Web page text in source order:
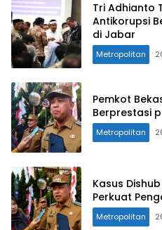
Tri Adhianto
Antikorupsi
di Jabar
Metropolitan
Pemkot
Berprestasi
Metropolitan
Kasus
Perkuat
Metropolitan